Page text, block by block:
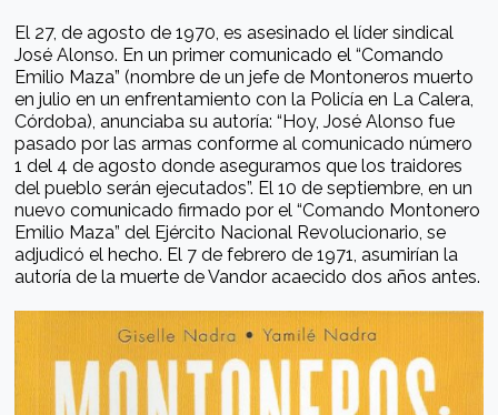
El 27, de agosto de 1970, es asesinado el líder sindical
José Alonso. En un primer comunicado el “Comando
Emilio Maza” (nombre de un jefe de Montoneros muerto
en julio en un enfrentamiento con la Policía en La Calera,
Córdoba), anunciaba su autoría: “Hoy, José Alonso fue
pasado por las armas conforme al comunicado número
1 del 4 de agosto donde aseguramos que los traidores
del pueblo serán ejecutados”. El 10 de septiembre, en un
nuevo comunicado firmado por el “Comando Montonero
Emilio Maza” del Ejército Nacional Revolucionario, se
adjudicó el hecho. El 7 de febrero de 1971, asumirían la
autoría de la muerte de Vandor acaecido dos años antes.